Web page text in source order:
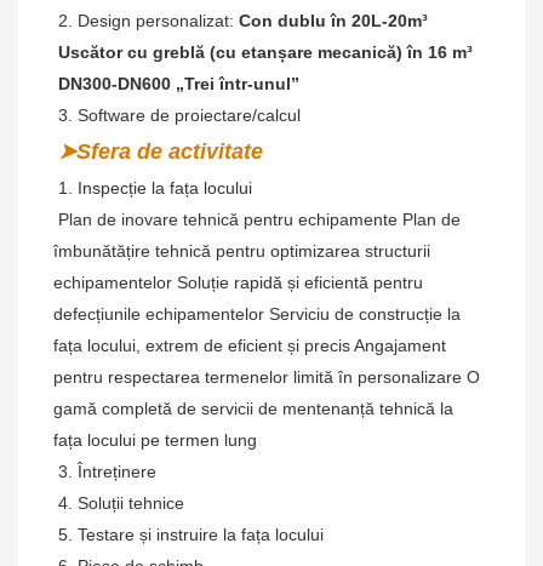
2. Design personalizat: Con dublu în 20L-20m³
Uscător cu greblă (cu etanșare mecanică) în 16 m³
DN300-DN600 „Trei într-unul”
3. Software de proiectare/calcul
➤Sfera de activitate
1. Inspecție la fața locului
Plan de inovare tehnică pentru echipamente Plan de
îmbunătățire tehnică pentru optimizarea structurii
echipamentelor Soluție rapidă și eficientă pentru
defecțiunile echipamentelor Serviciu de construcție la
fața locului, extrem de eficient și precis Angajament
pentru respectarea termenelor limită în personalizare O
gamă completă de servicii de mentenanță tehnică la
fața locului pe termen lung
3. Întreținere
4. Soluții tehnice
5. Testare și instruire la fața locului